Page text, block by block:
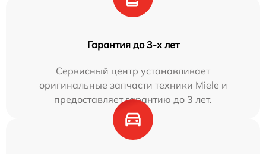
Гарантия до 3-х лет
Сервисный центр устанавливает
оригинальные запчасти техники Miele и
предоставляет гарантию до 3 лет.